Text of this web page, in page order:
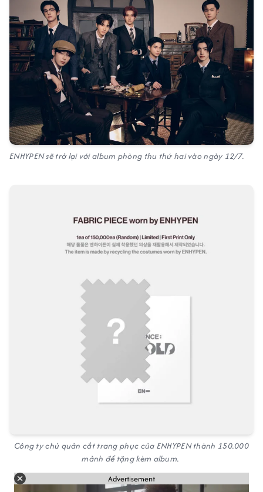
ENHYPEN sẽ trở lại với album phòng thu thứ hai vào ngày 12/7.
Công ty chủ quản cắt trang phục của ENHYPEN thành 150.000
mảnh để tặng kèm album.
Advertisement